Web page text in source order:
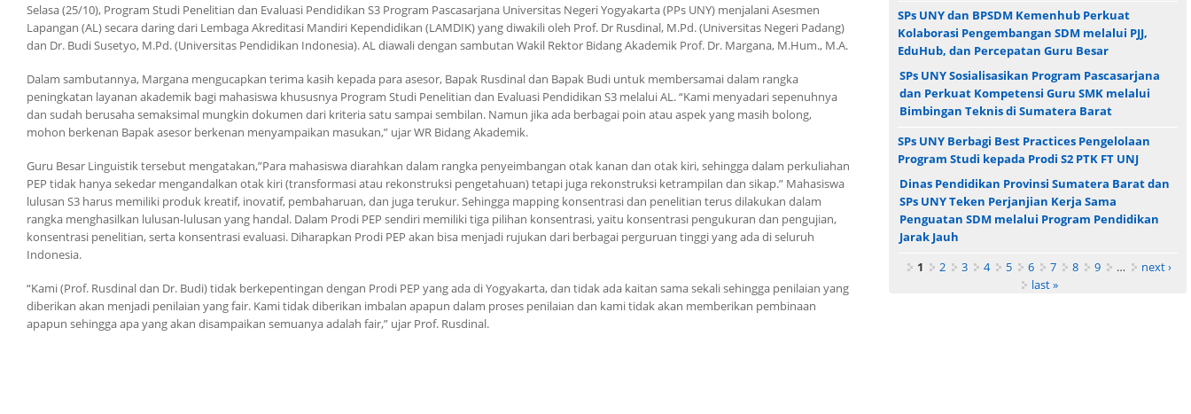
Selasa (25/10), Program Studi Penelitian dan Evaluasi Pendidikan S3 Program Pascasarjana Universitas Negeri Yogyakarta (PPs UNY) menjalani Asesmen
Lapangan (AL) secara daring dari Lembaga Akreditasi Mandiri Kependidikan (LAMDIK) yang diwakili oleh Prof. Dr Rusdinal, M.Pd. (Universitas Negeri Padang)
dan Dr. Budi Susetyo, M.Pd. (Universitas Pendidikan Indonesia). AL diawali dengan sambutan Wakil Rektor Bidang Akademik Prof. Dr. Margana, M.Hum., M.A.
Dalam sambutannya, Margana mengucapkan terima kasih kepada para asesor, Bapak Rusdinal dan Bapak Budi untuk membersamai dalam rangka
peningkatan layanan akademik bagi mahasiswa khususnya Program Studi Penelitian dan Evaluasi Pendidikan S3 melalui AL. “Kami menyadari sepenuhnya
dan sudah berusaha semaksimal mungkin dokumen dari kriteria satu sampai sembilan. Namun jika ada berbagai poin atau aspek yang masih bolong,
mohon berkenan Bapak asesor berkenan menyampaikan masukan,” ujar WR Bidang Akademik.
Guru Besar Linguistik tersebut mengatakan,”Para mahasiswa diarahkan dalam rangka penyeimbangan otak kanan dan otak kiri, sehingga dalam perkuliahan
PEP tidak hanya sekedar mengandalkan otak kiri (transformasi atau rekonstruksi pengetahuan) tetapi juga rekonstruksi ketrampilan dan sikap.” Mahasiswa
lulusan S3 harus memiliki produk kreatif, inovatif, pembaharuan, dan juga terukur. Sehingga mapping konsentrasi dan penelitian terus dilakukan dalam
rangka menghasilkan lulusan-lulusan yang handal. Dalam Prodi PEP sendiri memiliki tiga pilihan konsentrasi, yaitu konsentrasi pengukuran dan pengujian,
konsentrasi penelitian, serta konsentrasi evaluasi. Diharapkan Prodi PEP akan bisa menjadi rujukan dari berbagai perguruan tinggi yang ada di seluruh
Indonesia.
“Kami (Prof. Rusdinal dan Dr. Budi) tidak berkepentingan dengan Prodi PEP yang ada di Yogyakarta, dan tidak ada kaitan sama sekali sehingga penilaian yang
diberikan akan menjadi penilaian yang fair. Kami tidak diberikan imbalan apapun dalam proses penilaian dan kami tidak akan memberikan pembinaan
apapun sehingga apa yang akan disampaikan semuanya adalah fair,” ujar Prof. Rusdinal.
SPs UNY dan BPSDM Kemenhub Perkuat
Kolaborasi Pengembangan SDM melalui PJJ,
EduHub, dan Percepatan Guru Besar
SPs UNY Sosialisasikan Program Pascasarjana
dan Perkuat Kompetensi Guru SMK melalui
Bimbingan Teknis di Sumatera Barat
SPs UNY Berbagi Best Practices Pengelolaan
Program Studi kepada Prodi S2 PTK FT UNJ
Dinas Pendidikan Provinsi Sumatera Barat dan
SPs UNY Teken Perjanjian Kerja Sama
Penguatan SDM melalui Program Pendidikan
Jarak Jauh
Pages
1 2 3 4 5 6 7 8 9 …
next ›
last »